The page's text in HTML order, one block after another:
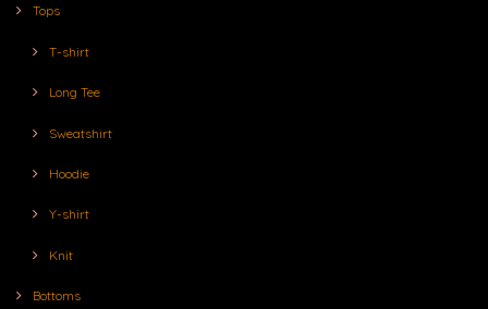
Tops
T-shirt
Long Tee
Sweatshirt
Hoodie
Y-shirt
Knit
Bottoms